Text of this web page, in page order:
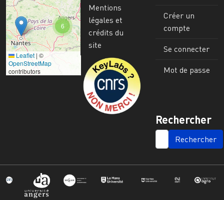
6
Leaflet | ©
OpenStreetMap
contributors
Mentions
légales et
crédits du
site
Image
Créer un
compte
Se connecter
Mot de passe
Rechercher
SEARCH